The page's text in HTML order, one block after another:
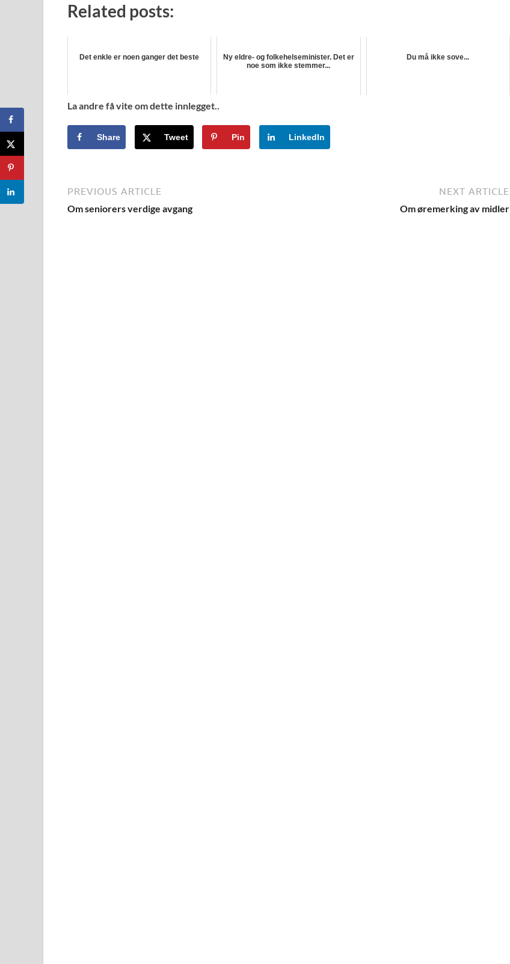
Related posts:
Det enkle er noen ganger det beste
Ny eldre- og folkehelseminister. Det er
noe som ikke stemmer...
Du må ikke sove...
La andre få vite om dette innlegget..
Share Tweet Pin LinkedIn
PREVIOUS ARTICLE
Om seniorers verdige avgang
NEXT ARTICLE
Om øremerking av midler